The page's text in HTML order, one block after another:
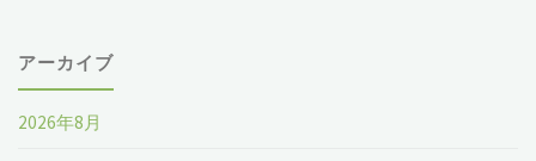
アーカイブ
2026年8月